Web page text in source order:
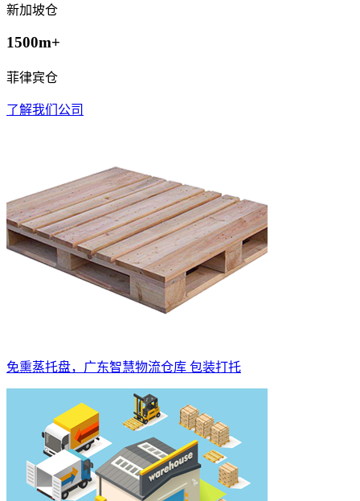
新加坡仓
1500m+
菲律宾仓
了解我们公司
免熏蒸托盘，广东智慧物流仓库 包装打托